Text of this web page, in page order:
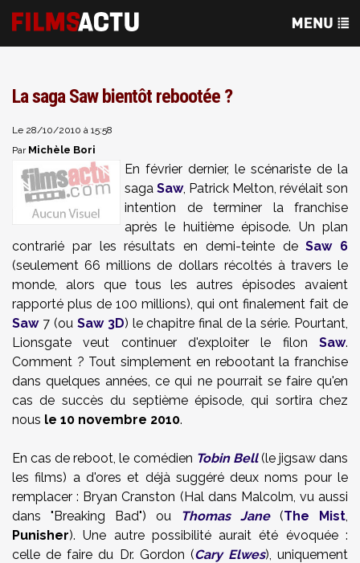
La saga Saw bientôt rebootée ?
Le 28/10/2010 à 15:58
Par Michèle Bori
En février dernier, le scénariste de la
saga Saw, Patrick Melton, révélait son
intention de terminer la franchise
après le huitième épisode. Un plan
contrarié par les résultats en demi-teinte deSaw 6
(seulement 66 millions de dollars récoltés à travers le
monde, alors que tous les autres épisodes avaient
rapporté plus de 100 millions), qui ont finalement fait de
Saw7 (ou Saw 3D) le chapitre final de la série. Pourtant,
Lionsgate veut continuer d'exploiter le filon Saw.
Comment ? Tout simplement en rebootant la franchise
dans quelques années, ce qui ne pourrait se faire qu'en
cas de succès du septième épisode, qui sortira chez
nous le 10 novembre 2010.
En cas de reboot, le comédien Tobin Bell(le jigsaw dans
les films) a d'ores et déjà suggéré deux noms pour le
remplacer : Bryan Cranston (Hal dans Malcolm, vu aussi
dans "Breaking Bad") ou
Thomas Jane(The Mist,
Punisher). Une autre possibilité aurait été évoquée :
celle de faire du Dr. Gordon (Cary Elwes), uniquement